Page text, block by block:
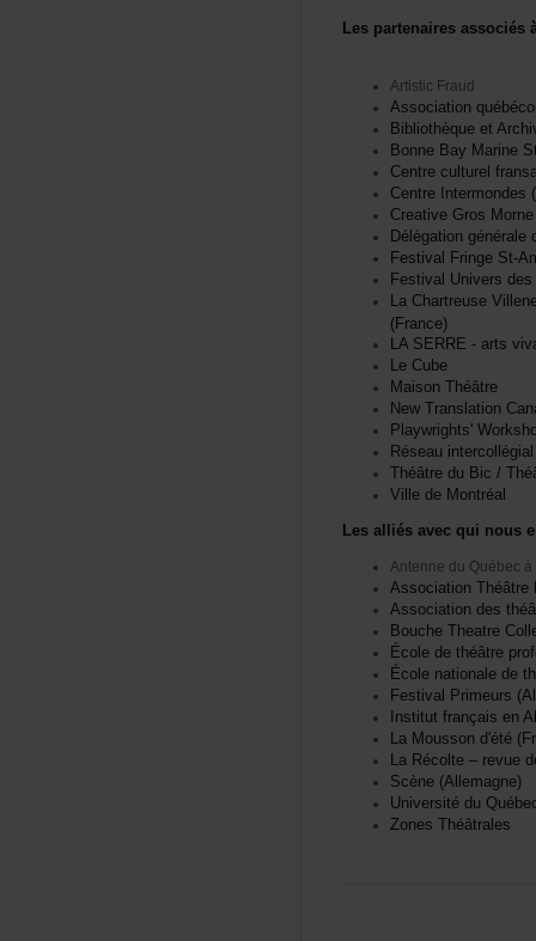
ArtisticFraud
FestivalFringeSt-
(France)
LASERRE-
LeCube
MaisonThéâtre
ThéâtreduBic/
VilledeMontréal
Scène(Allemagne)
ZonesThéâtrales